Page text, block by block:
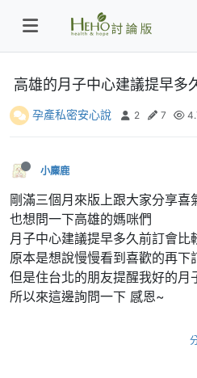
高雄的月子中心建議提早多
孕產私密安心說 2 7
小麋鹿
剛滿三個月來版上跟大家分享喜
也想問一下高雄的媽咪們
月子中心建議提早多久前訂會比
原本是想說慢慢看到喜歡的再下
但是住台北的朋友提醒我好的月
所以來這邊詢問一下 感恩~